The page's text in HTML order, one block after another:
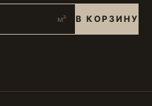
м² В КОРЗИНУ